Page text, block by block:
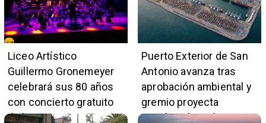
Liceo Artístico
Guillermo Gronemeyer
celebrará sus 80 años
con concierto gratuito
de la Orquesta Marga
Puerto Exterior de San
Antonio avanza tras
aprobación ambiental y
gremio proyecta
impulso al empleo y